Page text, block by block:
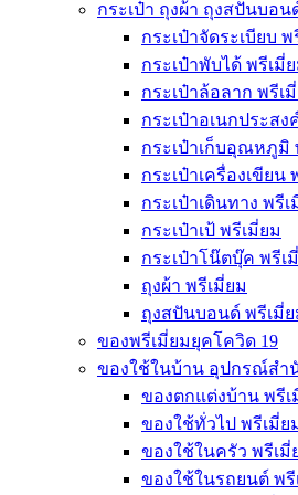
กระเป๋า ถุงผ้า ถุงสปันบอน
กระเป๋าจัดระเบียบ พ
กระเป๋าพับได้ พรีเมี่
กระเป๋าล้อลาก พรีเ
กระเป๋าอเนกประสง
กระเป๋าเก็บอุณหภูมิ
กระเป๋าเครื่องเขียน
กระเป๋าเดินทาง พรีเ
กระเป๋าเป้ พรีเมี่ยม
กระเป๋าโน๊ตบุ๊ค พรีเ
ถุงผ้า พรีเมี่ยม
ถุงสปันบอนด์ พรีเมี่ย
ของพรีเมี่ยมยุคโควิด 19
ของใช้ในบ้าน อุปกรณ์สำ
ของตกแต่งบ้าน พรีเ
ของใช้ทั่วไป พรีเมี่ย
ของใช้ในครัว พรีเมี่
ของใช้ในรถยนต์ พรี